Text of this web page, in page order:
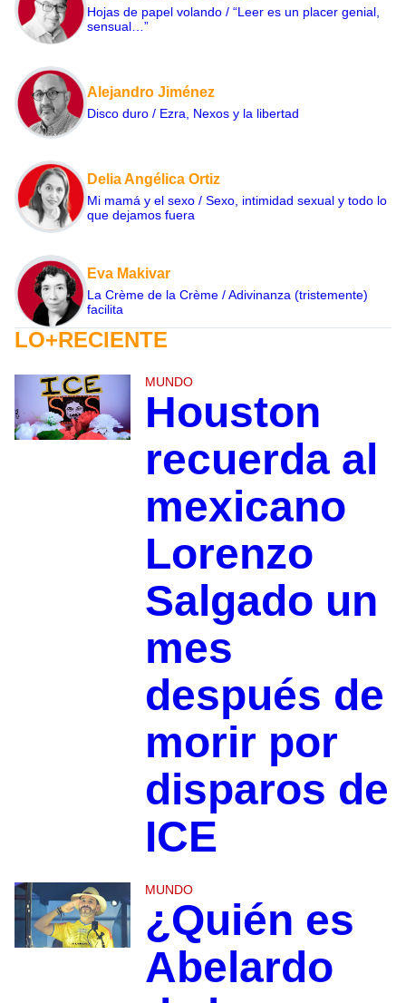
Hojas de papel volando / “Leer es un placer genial,
sensual…”
Alejandro Jiménez
Disco duro / Ezra, Nexos y la libertad
Delia Angélica Ortiz
Mi mamá y el sexo / Sexo, intimidad sexual y todo lo
que dejamos fuera
Eva Makivar
La Crème de la Crème / Adivinanza (tristemente)
facilita
LO+RECIENTE
MUNDO
Houston
recuerda al
mexicano
Lorenzo
Salgado un
mes
después de
morir por
disparos de
ICE
MUNDO
¿Quién es
Abelardo